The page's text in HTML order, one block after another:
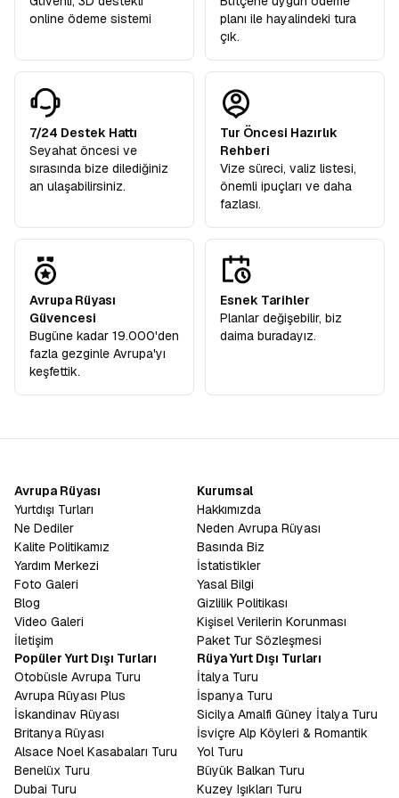
online ödeme sistemi
planı ile hayalindeki tura
çık.
7/24 Destek Hattı
Seyahat öncesi ve
sırasında bize dilediğiniz
an ulaşabilirsiniz.
Tur Öncesi Hazırlık
Rehberi
Vize süreci, valiz listesi,
önemli ipuçları ve daha
fazlası.
Avrupa Rüyası
Güvencesi
Bugüne kadar 19.000'den
fazla gezginle Avrupa'yı
keşfettik.
Esnek Tarihler
Planlar değişebilir, biz
daima buradayız.
Avrupa Rüyası
Yurtdışı Turları
Ne Dediler
Kalite Politikamız
Yardım Merkezi
Foto Galeri
Blog
Video Galeri
İletişim
Kurumsal
Hakkımızda
Neden Avrupa Rüyası
Basında Biz
İstatistikler
Yasal Bilgi
Gizlilik Politikası
Kişisel Verilerin Korunması
Paket Tur Sözleşmesi
Popüler Yurt Dışı Turları
Otobüsle Avrupa Turu
Avrupa Rüyası Plus
İskandinav Rüyası
Britanya Rüyası
Alsace Noel Kasabaları Turu
Benelüx Turu
Dubai Turu
Rüya Yurt Dışı Turları
İtalya Turu
İspanya Turu
Sicilya Amalfi Güney İtalya Turu
İsviçre Alp Köyleri & Romantik
Yol Turu
Büyük Balkan Turu
Kuzey Işıkları Turu